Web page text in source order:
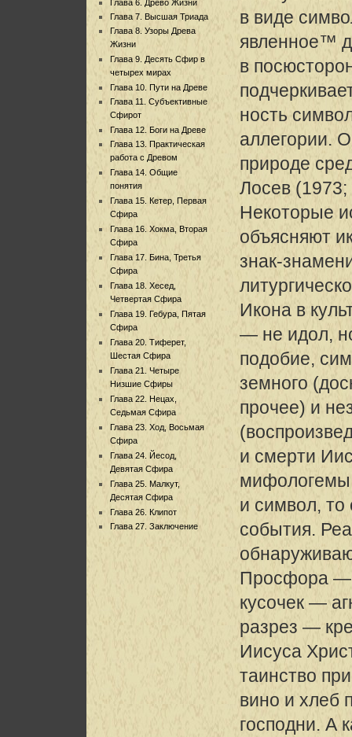
Глава 6. Древо Жизни
Глава 7. Высшая Триада
Глава 8. Узоры Древа
Жизни
Глава 9. Десять Сфир в
четырех мирах
Глава 10. Пути на Древе
Глава 11. Субъективные
Сфирот
Глава 12. Боги на Древе
Глава 13. Практическая
работа с Древом
Глава 14. Общие
понятия
Глава 15. Кетер, Первая
Сфира
Глава 16. Хокма, Вторая
Сфира
Глава 17. Бина, Третья
Сфира
Глава 18. Хесед,
Четвертая Сфира
Глава 19. Гебура, Пятая
Сфира
Глава 20. Тиферет,
Шестая Сфира
Глава 21. Четыре
Низшие Сфиры
Глава 22. Нецах,
Седьмая Сфира
Глава 23. Ход, Восьмая
Сфира
Глава 24. Йесод,
Девятая Сфира
Глава 25. Малкут,
Десятая Сфира
Глава 26. Клипот
Глава 27. Заключение
в виде
явленное™
в
ность
аллегории.
природе
Лосев (1973;
Некоторые
объясняют
знак-
Икона в
— не идол,
подобие,
земного
прочее) и
и смерти
и символ, то
события.
Просфора —
кусочек —
разрез —
Иисуса
таинство
вино и хлеб
господни. А